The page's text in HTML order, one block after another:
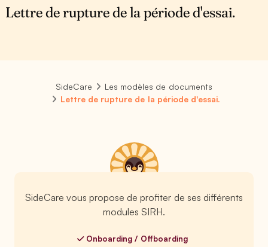
Lettre de rupture de la période d'essai.
SideCare
Les modèles de documents
Lettre de rupture de la période d'essai.
SideCare vous propose de profiter de ses différents
modules SIRH.
Onboarding / Offboarding